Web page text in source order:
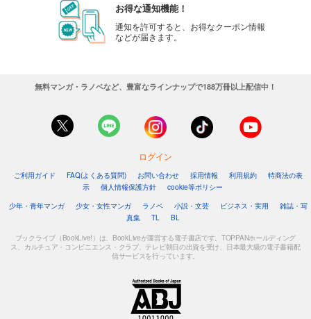
お得な通知機能！
通知を許可すると、お得なクーポン情報
などが届きます。
無料マンガ・ラノベなど、豊富なラインナップで188万冊以上配信中！
ログイン
ご利用ガイド FAQ(よくある質問) お問い合わせ 採用情報 利用規約
特商法の表
示
個人情報保護方針
cookie等ポリシー
少年・青年マンガ
少女・女性マンガ ラノベ 小説・文芸 ビジネス・実用
雑誌・写
真集
TL BL
ブックライブ（BookLive!）は、BookLiveが運営する電子書店です。TOPPANホールディング
ス、カルチュア・コンビニエンス・クラブ、テレビ朝日の出資を受け、日本最大級の電子書籍配
信サービスを行っています。